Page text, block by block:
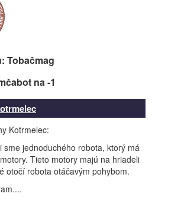
Tobačmag
na -1
Kotrmelec:
sme jednoduchého robota, ktorý má
Tieto motory majú na hriadeli
otočí robota otáčavým pohybom.